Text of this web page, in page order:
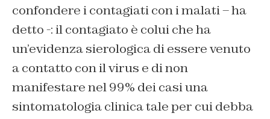
confondere i contagiati con i malati – ha
detto -: il contagiato è colui che ha
un’evidenza sierologica di essere venuto
a contatto con il virus e di non
manifestare nel 99% dei casi una
sintomatologia clinica tale per cui debba